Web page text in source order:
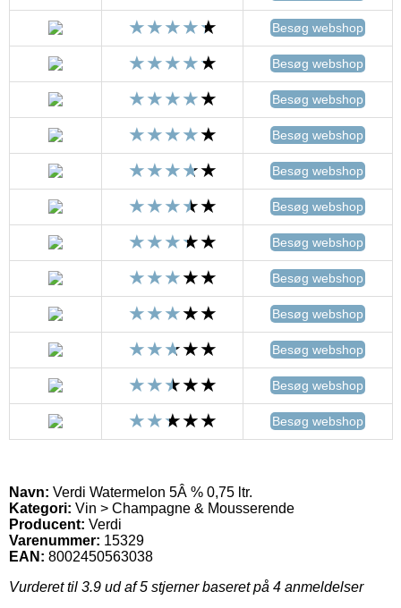
Besøg webshop
Besøg webshop
Besøg webshop
Besøg webshop
Besøg webshop
Besøg webshop
Besøg webshop
Besøg webshop
Besøg webshop
Besøg webshop
Besøg webshop
Besøg webshop
Navn: Verdi Watermelon 5Â % 0,75 ltr.
Kategori: Vin > Champagne & Mousserende
Producent: Verdi
Varenummer: 15329
EAN: 8002450563038
Vurderet til 3.9 ud af 5 stjerner baseret på 4 anmeldelser